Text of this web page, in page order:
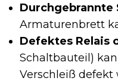
Durchgebrannte
Armaturenbrett
Defektes Relais
Schaltbauteil)
Verschleiß defekt